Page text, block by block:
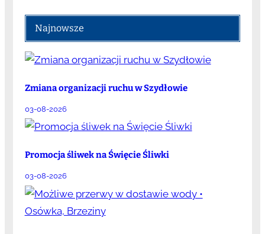
Najnowsze
Zmiana organizacji ruchu w Szydłowie
03-08-2026
Promocja śliwek na Święcie Śliwki
03-08-2026